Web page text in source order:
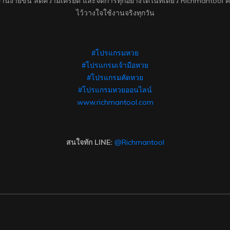
ไว้วางใจใช้งานจริงทุกวัน
#โปรแกรมหวย
#โปรแกรมเจ้ามือหวย
#โปรแกรมคัดหวย
#โปรแกรมหวยออนไลน์
www.richmantool.com
สนใจทัก LINE: @Richmantool